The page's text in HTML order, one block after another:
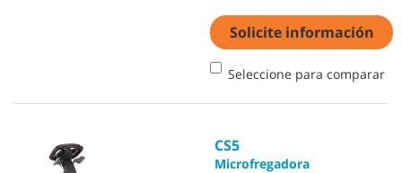
Solicite información
Seleccione para comparar
CS5
Microfregadora